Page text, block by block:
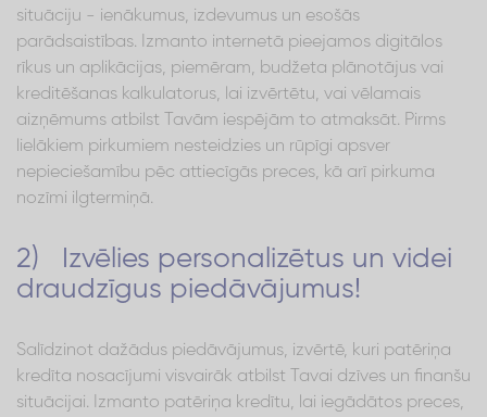
situāciju - ienākumus, izdevumus un esošās
parādsaistības. Izmanto internetā pieejamos digitālos
rīkus un aplikācijas, piemēram, budžeta plānotājus vai
kreditēšanas kalkulatorus, lai izvērtētu, vai vēlamais
aizņēmums atbilst Tavām iespējām to atmaksāt. Pirms
lielākiem pirkumiem nesteidzies un rūpīgi apsver
nepieciešamību pēc attiecīgās preces, kā arī pirkuma
nozīmi ilgtermiņā.
2) Izvēlies personalizētus un videi
draudzīgus piedāvājumus!
Salīdzinot dažādus piedāvājumus, izvērtē, kuri patēriņa
kredīta nosacījumi visvairāk atbilst Tavai dzīves un finanšu
situācijai. Izmanto patēriņa kredītu, lai iegādātos preces,